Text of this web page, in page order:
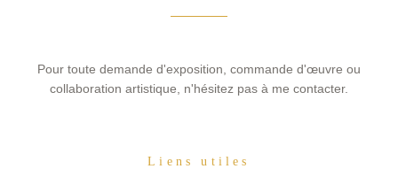
Pour toute demande d'exposition, commande d'œuvre ou
collaboration artistique, n'hésitez pas à me contacter.
Liens utiles